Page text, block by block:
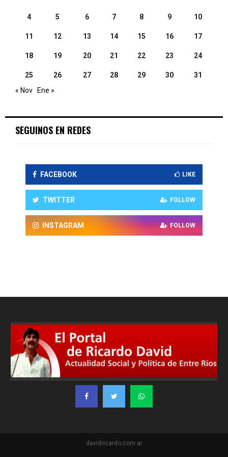
4 5 6 7 8 9 10
11 12 13 14 15 16 17
18 19 20 21 22 23 24
25 26 27 28 29 30
31
« Nov
Ene »
SEGUINOS EN REDES
FACEBOOK LIKE
TWITTER FOLLOW
INSTAGRAM FOLLOW
davidricardo.com.ar